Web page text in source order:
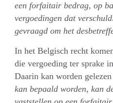
een forfaitair bedrag, op
vergoedingen dat
gevraagd om het
In het Belgisch recht
die vergoeding ter sprake in
Daarin kan worden
kan bepaald worden, kan